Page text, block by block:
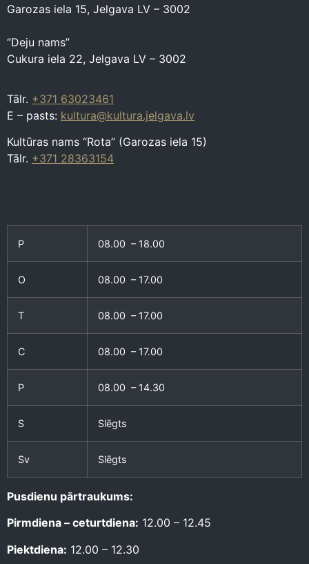
Garozas iela 15, Jelgava LV – 3002
“Deju nams”
Cukura iela 22, Jelgava LV – 3002
Tālr. +371 63023461
E – pasts: kultura@kultura.jelgava.lv
Kultūras nams “Rota” (Garozas iela 15)
Tālr. +371 28363154
P 08.00 – 18.00
O 08.00 – 17.00
T 08.00 – 17.00
C 08.00 – 17.00
P 08.00 – 14.30
S Slēgts
Sv Slēgts
Pusdienu pārtraukums:
Pirmdiena – ceturtdiena: 12.00 – 12.45
Piektdiena: 12.00 – 12.30